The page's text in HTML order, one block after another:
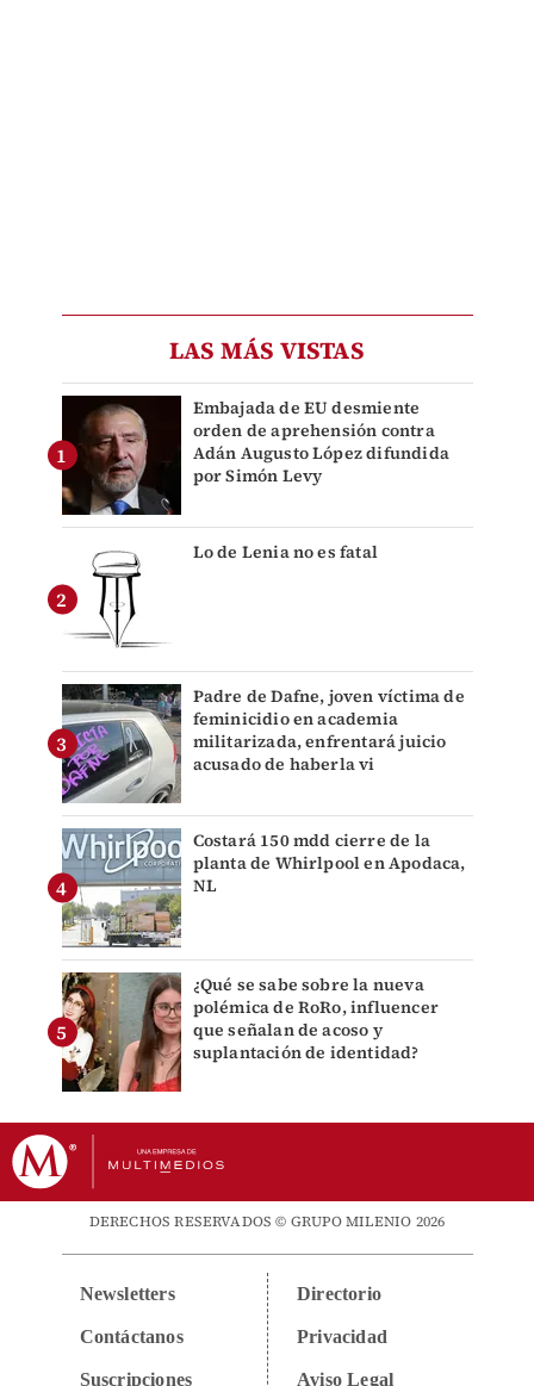
LAS MÁS VISTAS
Embajada de EU desmiente
orden de aprehensión contra
Adán Augusto López difundida
por Simón Levy
Lo de Lenia no es fatal
Padre de Dafne, joven víctima de
feminicidio en academia
militarizada, enfrentará juicio
acusado de haberla vi
Costará 150 mdd cierre de la
planta de Whirlpool en Apodaca,
NL
¿Qué se sabe sobre la nueva
polémica de RoRo, influencer
que señalan de acoso y
suplantación de identidad?
DERECHOS RESERVADOS © GRUPO MILENIO 2026
Newsletters
Contáctanos
Suscripciones
Directorio
Privacidad
Aviso Legal